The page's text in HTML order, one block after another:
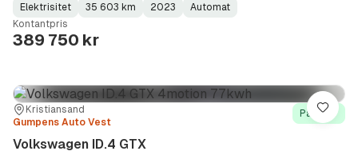
Fuel
Type:
Elektrisitet
Kilometerstand:
35 603 km
Model
Year:
2023
Gearbox
Type:
Automat
Kontantpris
389 750 kr
Sted:Kristiansand
Forhandler:
Gumpens Auto Vest
På lager
Volkswagen ID.4 GTX
Lagre